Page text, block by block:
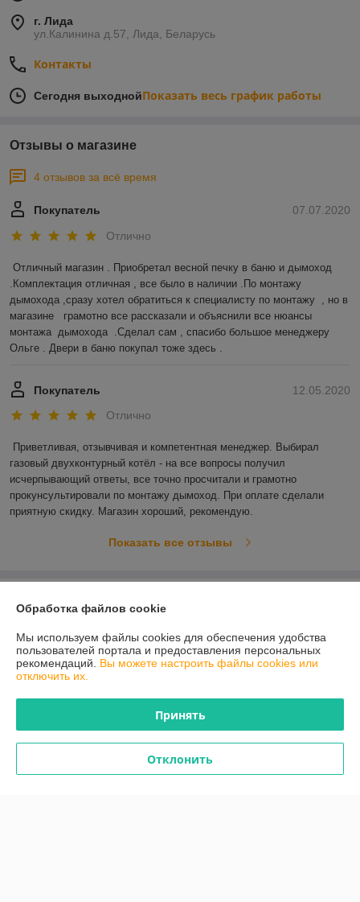
г. Лида
ул.Калинина д.57, Лида, Беларусь
Контакты
Сегодня выходнойПоказать весь график работы
Отзывы о магазине
4 отзывов за всё время
07.07.2020
Покупатель
Отлично
Отличный магазин . Приобретал весной печку в баню и дымоход
.Комплектация отличная , все было в наличии .По монтажу
дымохода ,сразу хотел обратиться к специалисту по монтажу  , но в
магазине   грамотно все рассказали и объяснили все нюансы
монтажа  дымохода  .Сделал сам , спасибо большое менеджеру
Ольге . Двери в баню покупал тоже здесь .
12.05.2020
Покупатель
Отлично
Приветливая, отзывчивая и компетентная менеджер. Выбирал
газовый двухконтурный котёл - на все вопросы получил
исчерпывающий ответы, все точно просчитали и грамотно
прокунсультировали по монтажу дымоход. При оплате сделали
приятную скидку. Магазин хороший, рекомендую.
Показать все отзывы
Контакты
Доставка и оплата
Полная версия сайта
Обработка файлов cookie
Мы используем файлы cookies для обеспечения удобства
пользователей портала и предоставления персональных
рекомендаций. Вы можете настроить файлы cookies или
отключить их.
Принять
Отклонить